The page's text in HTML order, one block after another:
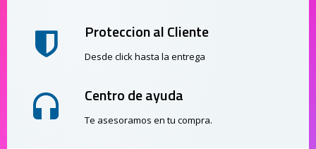
Proteccion al Cliente
Desde click hasta la entrega
Centro de ayuda
Te asesoramos en tu compra.